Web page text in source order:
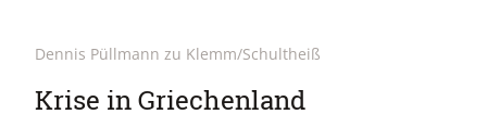
Dennis Püllmann zu Klemm/Schultheiß
Krise in Griechenland